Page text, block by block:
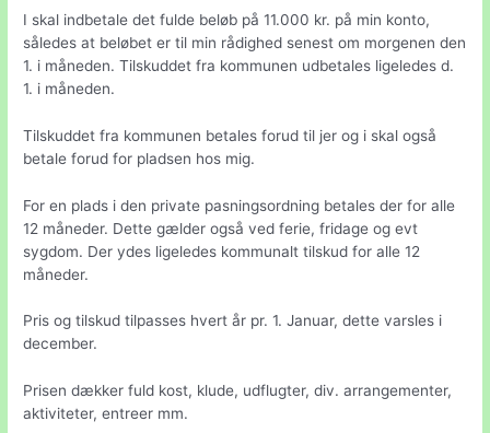
I skal indbetale det fulde beløb på 11.000 kr. på min konto,
således at beløbet er til min rådighed senest om morgenen den
1. i måneden. Tilskuddet fra kommunen udbetales ligeledes d.
1. i måneden.
Tilskuddet fra kommunen betales forud til jer og i skal også
betale forud for pladsen hos mig.
For en plads i den private pasningsordning betales der for alle
12 måneder. Dette gælder også ved ferie, fridage og evt
sygdom. Der ydes ligeledes kommunalt tilskud for alle 12
måneder.
Pris og tilskud tilpasses hvert år pr. 1. Januar, dette varsles i
december.
Prisen dækker fuld kost, klude, udflugter, div. arrangementer,
aktiviteter, entreer mm.